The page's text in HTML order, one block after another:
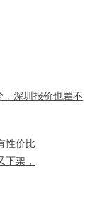
，深圳报价也差不
性价比
下架，